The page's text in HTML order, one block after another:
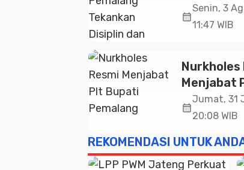
Pemalang
Tekankan
Publik
calendar_month
Senin, 3
11:47 WIB
Nurkholes
Menjabat
Bupati
calendar_month
Jumat, 31
20:08 WIB
REKOMENDASI UNTUK